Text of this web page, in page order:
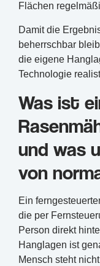
Flächen
Damit die
beherrschbar
die eigene
Technologie
Was ist
und was
von
Ein
die per
Person direkt
Hanglagen ist
Mensch steht